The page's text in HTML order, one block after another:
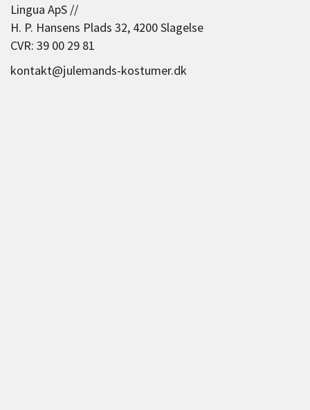
Lingua ApS //
H. P. Hansens Plads 32, 4200 Slagelse
CVR: 39 00 29 81
kontakt@julemands-kostumer.dk